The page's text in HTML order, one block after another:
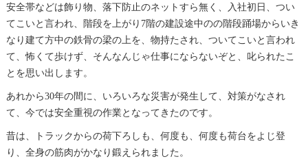
安全帯などは飾り物、落下防止のネットすら無く、入社初日、つい
てこいと言われ、階段を上がり7階の建設途中のの階段踊場からいき
なり建て方中の鉄骨の梁の上を、物持たされ、ついてこいと言われ
て、怖くて歩けず、そんなんじゃ仕事にならないぞと、叱られたこ
とを思い出します。
あれから30年の間に、いろいろな災害が発生して、対策がなされ
て、今では安全重視の作業となってきたのです。
昔は、トラックからの荷下ろしも、何度も、何度も荷台をよじ登
り、全身の筋肉がかなり鍛えられました。